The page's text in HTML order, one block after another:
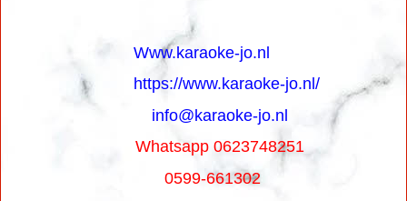
Www.karaoke-jo.nl
https://www.karaoke-jo.nl/
info@karaoke-jo.nl
Whatsapp 0623748251
0599-661302